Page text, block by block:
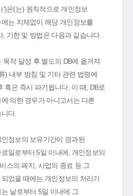
')은(는) 원칙적으로 개인정보
는 지체없이 해당 개인정보를
기한 및 방법은 다음과 같습니다.
적 달성 후 별도의 DB에 옮겨져
) 내부 방침 및 기타 관련 법령에
혹은 즉시 파기됩니다. 이 때, DB로
의한 경우가 아니고서는 다른
다.
정보의 보유기간이 경과된
일로부터 5일 이내에, 개인정보의
스의 폐지, 사업의 종료 등 그
었을 때에는 개인정보의 처리가
날로부터 5일 이내에 그